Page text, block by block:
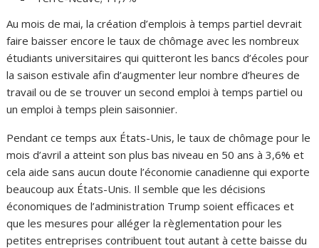
Au mois de mai, la création d’emplois à temps partiel devrait
faire baisser encore le taux de chômage avec les nombreux
étudiants universitaires qui quitteront les bancs d’écoles pour
la saison estivale afin d’augmenter leur nombre d’heures de
travail ou de se trouver un second emploi à temps partiel ou
un emploi à temps plein saisonnier.
Pendant ce temps aux États-Unis, le taux de chômage pour le
mois d’avril a atteint son plus bas niveau en 50 ans à 3,6% et
cela aide sans aucun doute l’économie canadienne qui exporte
beaucoup aux États-Unis. Il semble que les décisions
économiques de l’administration Trump soient efficaces et
que les mesures pour alléger la règlementation pour les
petites entreprises contribuent tout autant à cette baisse du